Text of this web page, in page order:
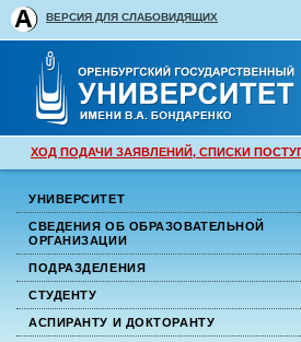
ВЕРСИЯ ДЛЯ СЛАБОВИДЯЩИХ
ХОД ПОДАЧИ ЗАЯВЛЕНИЙ, СПИСКИ
УНИВЕРСИТЕТ
СВЕДЕНИЯ ОБ ОБРАЗОВАТЕЛЬНОЙ
ОРГАНИЗАЦИИ
ПОДРАЗДЕЛЕНИЯ
СТУДЕНТУ
АСПИРАНТУ И ДОКТОРАНТУ